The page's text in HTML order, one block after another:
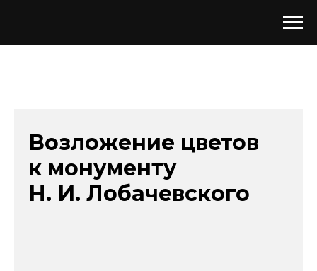
Возложение цветов
к монументу
Н. И. Лобачевского